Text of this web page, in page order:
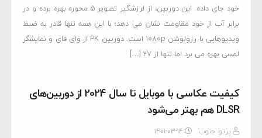
خود جای داده. این دوربین، از لرزشگیر تصویر 5 محوره بهره برده و در
برابر آب از خود مقاومت نشان می دهد؛ با این همه تنها قادر به ضبط
ویدیوهایی با رزولوشن 1080p است. دوربین PK از وای فای و نمایشگر
لمسی بهره می برد اما تنها از 27 […]
کیفیت عکاسی با موبایل تا سال 2024 از دوربین‌های
DLSR هم بهتر می‌شود
پرتو جنوب ۱۴۰۱-۰۳-۱۴